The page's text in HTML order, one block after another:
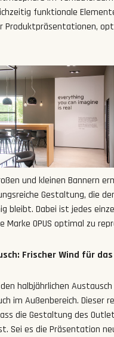
funktionale
Produktpräsentationen,
und kleinen Bannern
Gestaltung, die
bleibt. Dabei ist jedes
OPUS optimal zu
Frischer Wind für
halbjährlichen Austausch
im Außenbereich. Dieser
die Gestaltung des
Sei es die Präsentation